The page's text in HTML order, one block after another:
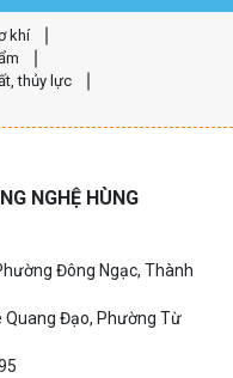
khí
thủy lực
NGHỆ HÙNG
Đông Ngạc, Thành
Quang Đạo, Phường Từ